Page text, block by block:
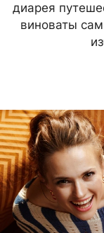
диарея
виноваты